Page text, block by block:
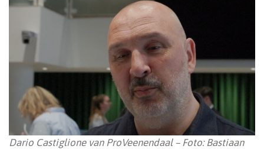
Dario Castiglione van ProVeenendaal – Foto: Bastiaan